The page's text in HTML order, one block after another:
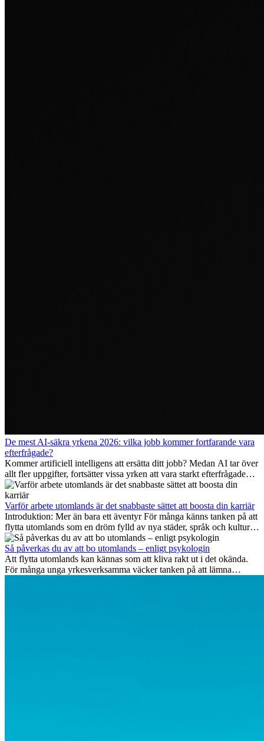
De mest AI-säkra yrkena 2026: vilka jobb kommer fortfarande vara
efterfrågade?
Kommer artificiell intelligens att ersätta ditt jobb? Medan AI tar över
allt fler uppgifter, fortsätter vissa yrken att vara starkt efterfrågade
även 2026. I den här artikeln går vi igenom vilka yrken som anses
vara mest framtidssäkra, vilka kompetenser som kommer att vara
viktiga på lång sikt och varför många av dessa jobb även erbjuder
attraktiva karriärmöjligheter utomlands.
Varför arbete utomlands är det snabbaste sättet att boosta din karriär
Introduktion: Mer än bara ett äventyr För många känns tanken på att
flytta utomlands som en dröm fylld av nya städer, språk och kulturer.
Men bortom äventyrets...
Så påverkas du av att bo utomlands – enligt psykologin
Att flytta utomlands kan kännas som att kliva rakt ut i det okända.
För många unga yrkesverksamma väcker tanken på att lämna